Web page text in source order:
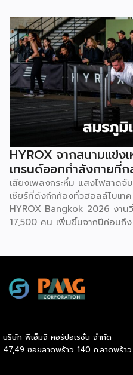
ตลาดให้คลินิก แทนที่จะปล่อย
ประมาณตัวเอง […]
แคปปิตอล กรุ๊ป โฮลดิ้งส์ จำกัด
ขยายธุรกิจสู่คอมมูนิตี้สุขภาพ
ใหม่ แจกโบนัสสุขภาพเป็นโบนั
เพื่อสร้างแรงจูงใจให้พนักงาน
ผลักดันบิทคับให้เป็นองค์กรยุค
ไปกับสุขภาวะที่ดี นโยบายดังก
“Bitkuber Longevity
เข้าร่วมตามความสมัครใจ โดย
สุขภาพเป็นรายบุคคลเปรียบเที
ให้ทุกคนมีสิทธิ์ได้รับโบนัสเท่าเ
พัฒนาสุขภาพให้ดีขึ้น หรือกลุ่ม
มาตรฐานที่ดีไว้ได้ โดยเกณฑ์การ
โรคในกลุ่มคนทำงานออฟฟิศ ค
1.ด้านระบบเผาผลาญ ประเมิน
มันที่ช่วยทำความสะอาดหลอด
ratio) ระดับไขมันที่เกาะตามอวั
Rating) และวัดค่าคอเลสเตอ
HYROX จากสนามแข่ง
เทรนด์ออกกำลังกายที่ก
เสียงเพลงกระหึ่ม แสงไฟสาดจั
เชียร์ที่ดังกึกก้องทั่วฮอลล์ไบเท
HYROX Bangkok 2026 งา
17,500 คน เพิ่มขึ้นจากปีก่อนถึ
แต่คือปรากฏการณ์ที่กำลังเปลี่ย
Wellness ทั่วโลก และกำลังสร้
โอลิมปิก ซึ่งรูปแบบการแข่งขันจ
คือวิ่งสลับกับสถานีออกกำลังกา
บริษัท พีเอ็มจี คอร์ปอเรชั่น จำกัด
47,49 ซอยลาดพร้าว 140 ถ.ลาดพร้า